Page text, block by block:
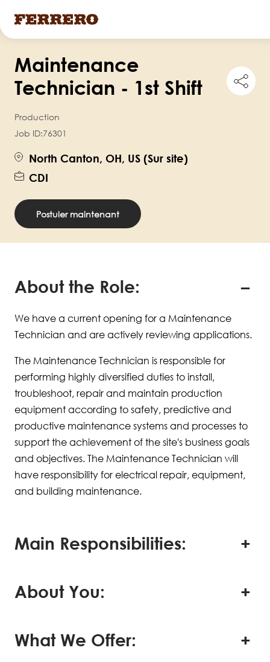
main
content
Maintenance
Technician - 1st Shift
this
Production
Job ID:76301
North Canton, OH, US (Sur site)
CDI
Postuler maintenant
About the Role:
We have a current opening for a Maintenance
Technician and are actively reviewing applications.
The Maintenance Technician is responsible for
performing highly diversified duties to install,
troubleshoot, repair and maintain production
equipment according to safety, predictive and
productive maintenance systems and processes to
support the achievement of the site's business goals
and objectives. The Maintenance Technician will
have responsibility for electrical repair, equipment,
and building maintenance.
Main Responsibilities:
About You:
What We Offer: